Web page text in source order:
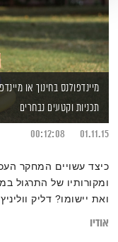
מיינדפולנס בחינוך או
תכניות וקטעים נבחרים
01.11.15
00:12:08
כיצד עשויים המחקר
ומקורותיו של התרגול
ואת יישומו? דליק
אודיו